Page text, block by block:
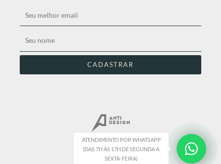
ATENDIMENTO POR WHATSAPP
(DAS 7H ÀS 17H DE SEGUNDA A
SEXTA-FEIRA)